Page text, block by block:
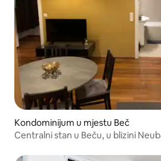
Kondominijum u mjestu Beč
Centralni stan u Beču, u blizini